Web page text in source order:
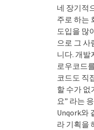
네 장기적
주로 하는
도입을 많
으로 그 사
니다. 개발
로우코드
코드도 직
할 수가 없
요” 라는
Unqork와
라 기획을